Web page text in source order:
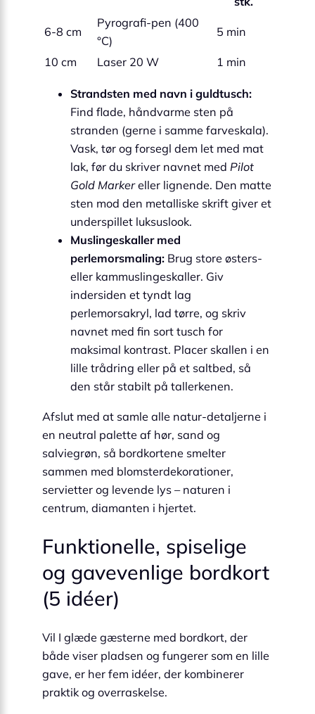
6-8 cm
Pyrografi-pen (400
°C)
5 min
10 cm Laser 20 W 1 min
Strandsten med navn i guldtusch:
Find flade, håndvarme sten på
stranden (gerne i samme farveskala).
Vask, tør og forsegl dem let med mat
lak, før du skriver navnet med Pilot
Gold Markereller lignende. Den matte
sten mod den metalliske skrift giver et
underspillet luksuslook.
Muslingeskaller med
perlemorsmaling: Brug store østers-
eller kammuslingeskaller. Giv
indersiden et tyndt lag
perlemorsakryl, lad tørre, og skriv
navnet med fin sort tusch for
maksimal kontrast. Placer skallen i en
lille trådring eller på et saltbed, så
den står stabilt på tallerkenen.
Afslut med at samle alle natur-detaljerne i
en neutral palette af hør, sand og
salviegrøn, så bordkortene smelter
sammen med blomsterdekorationer,
servietter og levende lys – naturen i
centrum, diamanten i hjertet.
Funktionelle, spiselige
og gavevenlige bordkort
(5 idéer)
Vil I glæde gæsterne med bordkort, der
både viser pladsen og fungerer som en lille
gave, er her fem idéer, der kombinerer
praktik og overraskelse.